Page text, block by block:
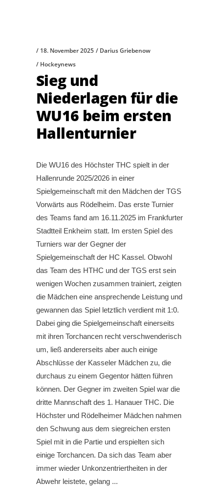
18. November 2025
Darius Griebenow
Hockeynews
Sieg und
Niederlagen für die
WU16 beim ersten
Hallenturnier
Die WU16 des Höchster THC spielt in der
Hallenrunde 2025/2026 in einer
Spielgemeinschaft mit den Mädchen der TGS
Vorwärts aus Rödelheim. Das erste Turnier
des Teams fand am 16.11.2025 im Frankfurter
Stadtteil Enkheim statt. Im ersten Spiel des
Turniers war der Gegner der
Spielgemeinschaft der HC Kassel. Obwohl
das Team des HTHC und der TGS erst sein
wenigen Wochen zusammen trainiert, zeigten
die Mädchen eine ansprechende Leistung und
gewannen das Spiel letztlich verdient mit 1:0.
Dabei ging die Spielgemeinschaft einerseits
mit ihren Torchancen recht verschwenderisch
um, ließ andererseits aber auch einige
Abschlüsse der Kasseler Mädchen zu, die
durchaus zu einem Gegentor hätten führen
können. Der Gegner im zweiten Spiel war die
dritte Mannschaft des 1. Hanauer THC. Die
Höchster und Rödelheimer Mädchen nahmen
den Schwung aus dem siegreichen ersten
Spiel mit in die Partie und erspielten sich
einige Torchancen. Da sich das Team aber
immer wieder Unkonzentriertheiten in der
Abwehr leistete, gelang